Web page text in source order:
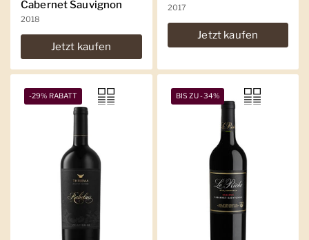
Cabernet Sauvignon
2018
Jetzt kaufen
2017
Jetzt kaufen
-29% RABATT BIS ZU -34%